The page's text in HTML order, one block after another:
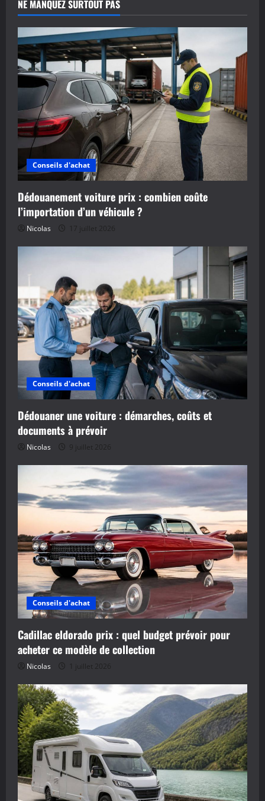
NE MANQUEZ SURTOUT PAS
Conseils d'achat
Dédouanement voiture prix : combien coûte
l’importation d’un véhicule ?
Nicolas 17 juillet 2026
Conseils d'achat
Dédouaner une voiture : démarches, coûts et
documents à prévoir
Nicolas 9 juillet 2026
Conseils d'achat
Cadillac eldorado prix : quel budget prévoir pour
acheter ce modèle de collection
Nicolas 1 juillet 2026